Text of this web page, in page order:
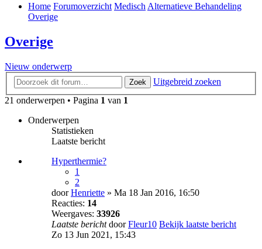
Home Forumoverzicht Medisch Alternatieve Behandeling
Overige
Overige
Nieuw onderwerp
Zoek
Uitgebreid zoeken
21 onderwerpen • Pagina 1 van 1
Onderwerpen
Statistieken
Laatste bericht
Hyperthermie?
1
2
doorHenriette » Ma 18 Jan 2016, 16:50
Reacties: 14
Weergaves: 33926
Laatste berichtdoorFleur10 Bekijk laatste bericht
Zo 13 Jun 2021, 15:43